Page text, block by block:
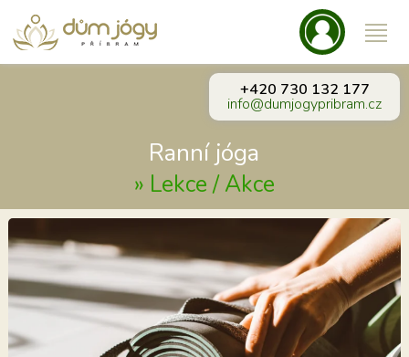
+420 730 132 177
info@dumjogypribram.cz
Ranní jóga
» Lekce / Akce